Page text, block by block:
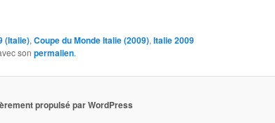
(Italie), Coupe du Monde Italie (2009), Italie 2009
son permalien.
propulsé par WordPress